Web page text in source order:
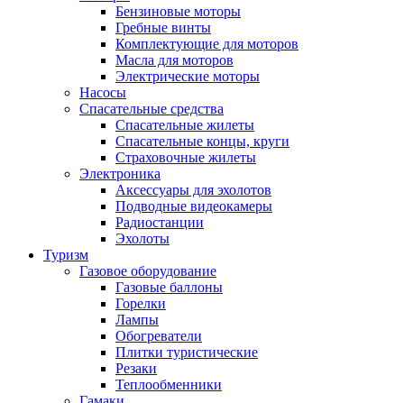
Бензиновые моторы
Гребные винты
Комплектующие для моторов
Масла для моторов
Электрические моторы
Насосы
Спасательные средства
Спасательные жилеты
Спасательные концы, круги
Страховочные жилеты
Электроника
Аксессуары для эхолотов
Подводные видеокамеры
Радиостанции
Эхолоты
Туризм
Газовое оборудование
Газовые баллоны
Горелки
Лампы
Обогреватели
Плитки туристические
Резаки
Теплообменники